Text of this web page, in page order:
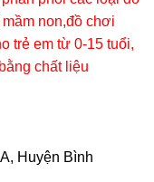
non,đồ chơi
trẻ em từ 0-15 tuổi,
chất liệu
Huyện Bình